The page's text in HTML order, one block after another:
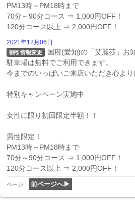
PM13時～PM18時まで
70分～90分コース ⇒ 1,000円OFF！
120分コース以上 ⇒ 2,000円OFF！
2021年12月06日
割引情報変更
国府(愛知)の「艾麗莎」お
駐車場は無料でご利用できます。
今までのいっぱいご来店いただき心より
特別キャンペーン実施中
女性に限り初回限定半額！！
男性限定！
PM13時～PM18時まで
70分～90分コース ⇒ 1,000円OFF！
120分コース以上 ⇒ 2,000円OFF！
ページ： 前ページへ▶